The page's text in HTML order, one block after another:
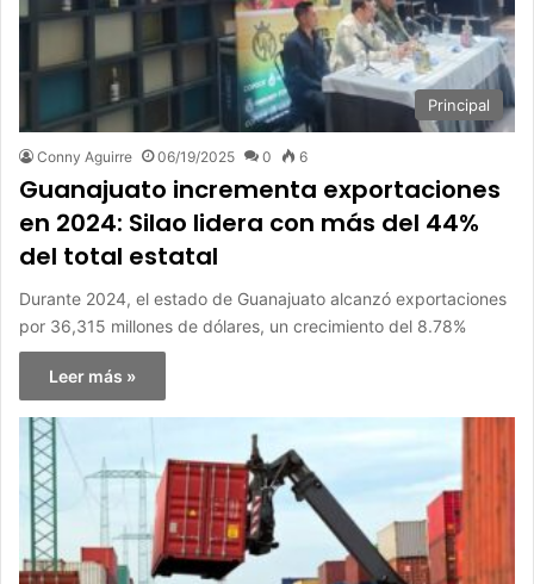
Principal
Conny Aguirre 06/19/2025 0 6
Guanajuato incrementa exportaciones
en 2024: Silao lidera con más del 44%
del total estatal
Durante 2024, el estado de Guanajuato alcanzó exportaciones
por 36,315 millones de dólares, un crecimiento del 8.78%
Leer más »